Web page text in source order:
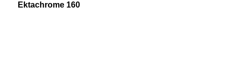
Ektachrome 160